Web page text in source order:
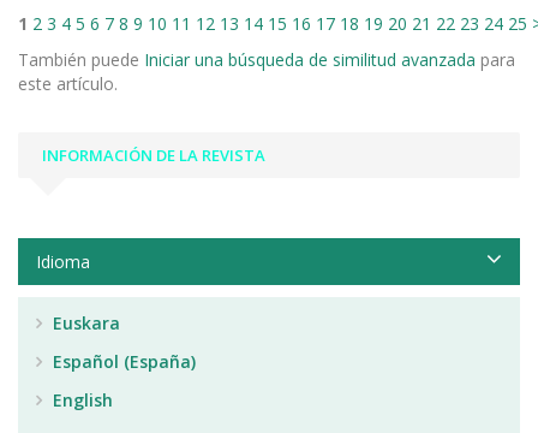
1 2 3 4 5 6 7 8 9 10 11 12 13 14 15 16 17 18 19 20 21 22 23 24 25
También puede Iniciar una búsqueda de similitud avanzada para
este artículo.
INFORMACIÓN DE LA REVISTA
Idioma
Euskara
Español (España)
English